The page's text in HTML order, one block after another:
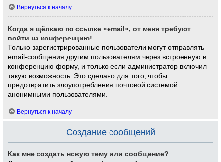
Вернуться к началу
Когда я щёлкаю по ссылке «email», от меня требуют
войти на конференцию!
Только зарегистрированные пользователи могут отправлять
email-сообщения другим пользователям через встроенную в
конференцию форму, и только если администратор включил
такую возможность. Это сделано для того, чтобы
предотвратить злоупотребления почтовой системой
анонимными пользователями.
Вернуться к началу
Создание сообщений
Как мне создать новую тему или сообщение?